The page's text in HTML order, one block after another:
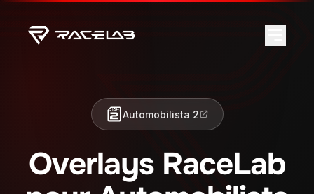
Automobilista 2
Overlays RaceLab